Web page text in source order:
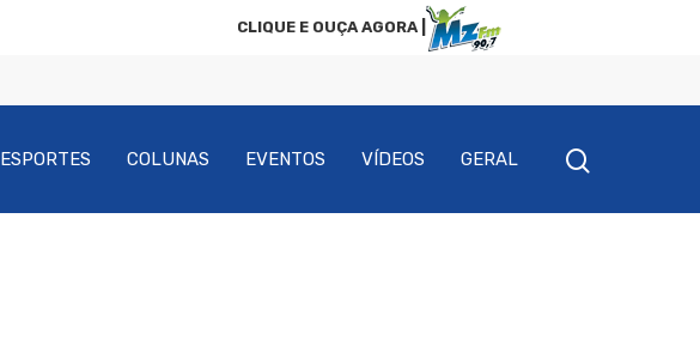
CLIQUE E OUÇA AGORA |
ESPORTES COLUNAS EVENTOS VÍDEOS GERAL